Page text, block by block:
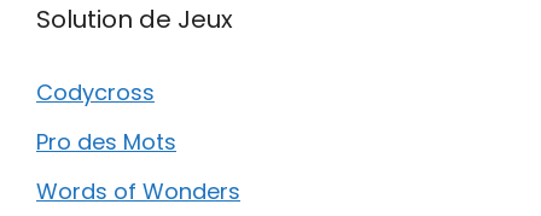
Solution de Jeux
Codycross
Pro des Mots
Words of Wonders